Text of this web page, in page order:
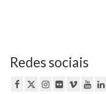
Redes sociais